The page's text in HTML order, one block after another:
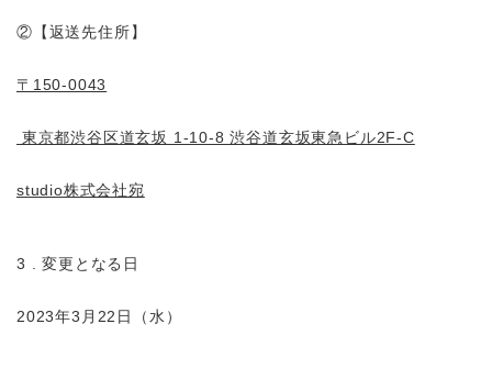
②【返送先住所】
〒150-0043
東京都渋谷区道玄坂 1-10-8 渋谷道玄坂東急ビル2F-C
studio株式会社宛
3 . 変更となる日
2023年3月22日（水）